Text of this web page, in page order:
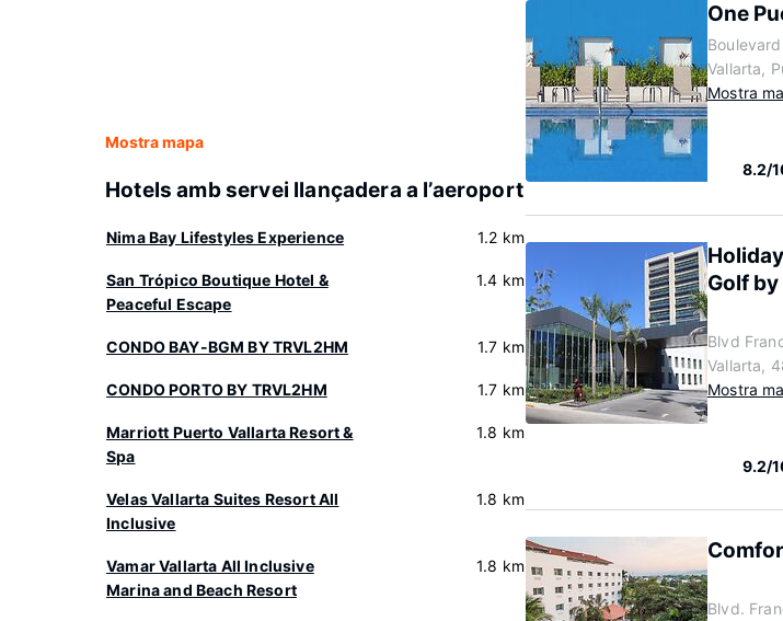
Mostra mapa
Hotels amb servei llançadera a l’aeroport
Nima Bay Lifestyles Experience 1.2 km
San Trópico Boutique Hotel &
Peaceful Escape
1.4 km
CONDO BAY-BGM BY TRVL2HM 1.7 km
CONDO PORTO BY TRVL2HM 1.7 km
Marriott Puerto Vallarta Resort &
Spa
1.8 km
Velas Vallarta Suites Resort All
Inclusive
1.8 km
Vamar Vallarta All Inclusive
Marina and Beach Resort
1.8 km
One
Vallarta,
Mostra
8.2/
Golf by
Blvd
Vallarta,
Mostra
9.2/
Blvd.